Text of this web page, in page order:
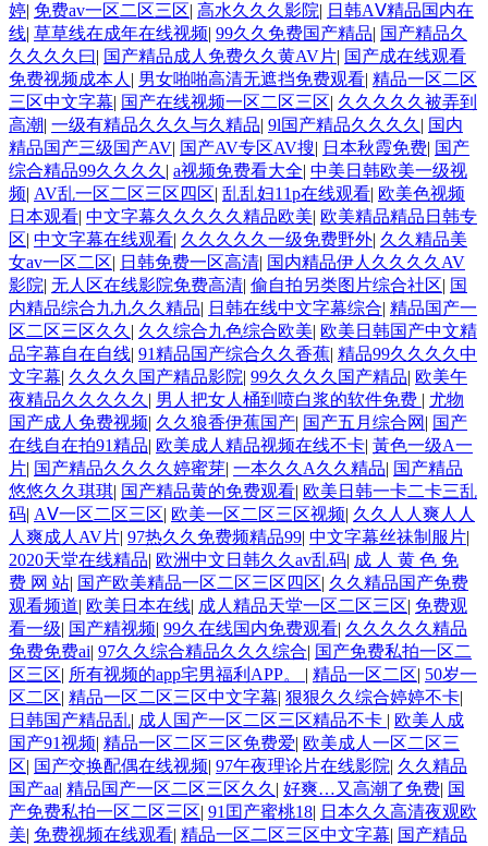
婷| 免费av一区二区三区| 高水久久久影院| 日韩AⅤ精品国内在
线| 草草线在成年在线视频| 99久久免费国产精品| 国产精品久
久久久久曰| 国产精品成人免费久久黄AV片| 国产成在线观看
免费视频成本人 | 男女啪啪高清无遮挡免费观看| 精品一区二区
三区中文字幕| 国产在线视频一区二区三区| 久久久久久被弄到
高潮| 一级有精品久久久与久精品| 9l国产精品久久久久 | 国内
精品国产三级国产AV| 国产AV专区AV搜| 日本秋霞免费| 国产
综合精品99久久久久 | a视频免费看大全| 中美日韩欧美一级视
频| AV乱一区二区三区四区| 乱乱妇11p在线观看| 欧美色视频
日本观看| 中文字幕久久久久久精品欧美| 欧美精品精品日韩专
区| 中文字幕在线观看| 久久久久久一级免费野外| 久久精品美
女av一区二区| 日韩免费一区高清| 国内精品伊人久久久久AV
影院| 无人区在线影院免费高清| 偷自拍另类图片综合社区| 国
内精品综合九九久久精品| 日韩在线中文字幕综合| 精品国产一
区二区三区久久 | 久久综合九色综合欧美| 欧美日韩国产中文精
品字幕自在自线| 91精品国产综合久久香蕉| 精品99久久久久中
文字幕| 久久久久国产精品影院| 99久久久久国产精品| 欧美午
夜精品久久久久久 | 男人把女人桶到喷白浆的软件免费 | 尤物
国产成人免费视频| 久久狼香伊蕉国产| 国产五月综合网 | 国产
在线自在拍91精品| 欧美成人精品视频在线不卡| 黃色一级A一
片| 国产精品久久久久婷蜜芽| 一本久久A久久精品| 国产精品
悠悠久久琪琪| 国产精品黄的免费观看| 欧美日韩一卡二卡三乱
码| AⅤ一区二区三区| 欧美一区二区三区视频| 久久人人爽人人
人爽成人AV片| 97热久久免费频精品99| 中文字幕丝祙制服片|
2020天堂在线精品| 欧洲中文日韩久久av乱码| 成 人 黄 色 免
费 网 站| 国产欧美精品一区二区三区四区| 久久精品国产免费
观看频道| 欧美日本在线| 成人精品天堂一区二区三区| 免费观
看一级| 国产精视频| 99久在线国内免费观看| 久久久久久精品
免费免费ai| 97久久综合精品久久久综合| 国产免费私拍一区二
区三区| 所有视频的app宅男福利APP。 | 精品一区二区| 50岁一
区二区| 精品一区二区三区中文字幕| 狠狠久久综合婷婷不卡|
日韩国产精品乱| 成人国产一区二区三区精品不卡 | 欧美人成
国产91视频| 精品一区二区三区免费爱| 欧美成人一区二区三
区| 国产交换配偶在线视频| 97午夜理论片在线影院| 久久精品
国产aa| 精品国产一区二区三区久久 | 好爽…又高潮了免费| 国
产免费私拍一区二区三区| 91囯产蜜桃18| 日本久久高清夜观欧
美| 免费视频在线观看| 精品一区二区三区中文字幕| 国产精品